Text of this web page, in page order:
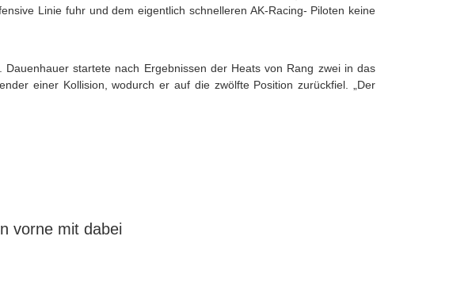
Linie fuhr und dem eigentlich schnelleren AK-Racing- Piloten keine
startete nach Ergebnissen der Heats von Rang zwei in das
einer Kollision, wodurch er auf die zwölfte Position zurückfiel. „Der
vorne mit dabei